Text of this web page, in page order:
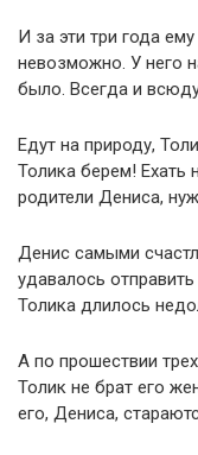
И за эти три года
невозможно. У него
было. Всегда и
Едут на природу,
Толика берем! Ехать
родители Дениса,
Денис самыми
удавалось
Толика длилось
А по прошествии
Толик не брат его
его, Дениса,